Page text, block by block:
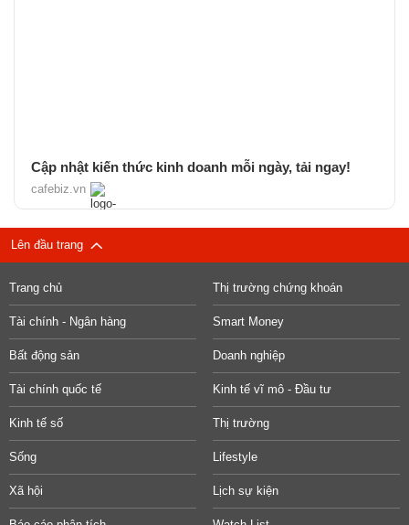
Cập nhật kiến thức kinh doanh mỗi ngày, tải ngay!
cafebiz.vn
Lên đầu trang
Trang chủ Thị trường chứng khoán
Tài chính - Ngân hàng Smart Money
Bất động sản Doanh nghiệp
Tài chính quốc tế Kinh tế vĩ mô - Đầu tư
Kinh tế số Thị trường
Sống Lifestyle
Xã hội Lịch sự kiện